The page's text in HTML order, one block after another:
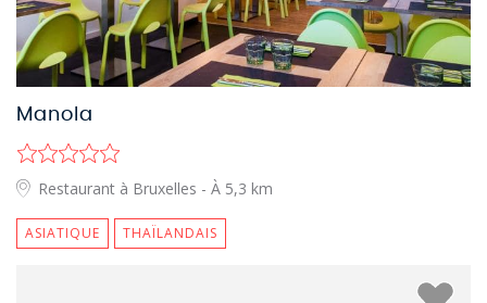
Manola
Restaurant à Bruxelles - À 5,3 km
ASIATIQUE THAÏLANDAIS